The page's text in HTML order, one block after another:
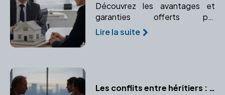
Découvrez les avantages et
garanties offerts par
l'intervention d'un notaire dans
votre projet immobilier.
Lire la suite
Les conflits entre héritiers : le rôle du notaire comme médiateur